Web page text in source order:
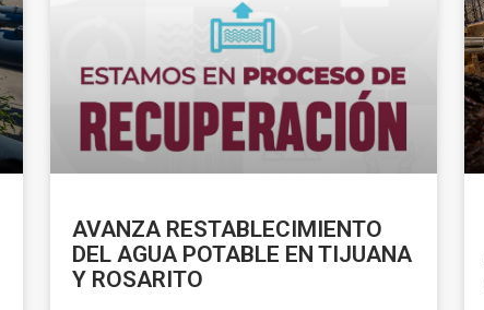
AVANZA RESTABLECIMIENTO
DEL AGUA POTABLE EN TIJUANA
Y ROSARITO